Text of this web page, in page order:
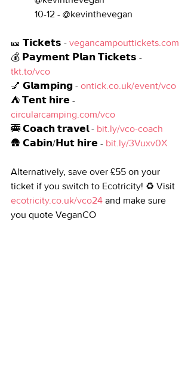
10-12 - @kevinthevegan
🎫 𝗧𝗶𝗰𝗸𝗲𝘁𝘀 - vegancampouttickets.com
💰 𝗣𝗮𝘆𝗺𝗲𝗻𝘁 𝗣𝗹𝗮𝗻 𝗧𝗶𝗰𝗸𝗲𝘁𝘀 -
tkt.to/vco
💅 𝗚𝗹𝗮𝗺𝗽𝗶𝗻𝗴 - ontick.co.uk/event/vco
⛺ 𝗧𝗲𝗻𝘁 𝗵𝗶𝗿𝗲 -
circularcamping.com/vco
🚎 𝗖𝗼𝗮𝗰𝗵 𝘁𝗿𝗮𝘃𝗲𝗹 - bit.ly/vco-coach
🛖 𝗖𝗮𝗯𝗶𝗻/𝗛𝘂𝘁 𝗵𝗶𝗿𝗲 - bit.ly/3Vuxv0X
Alternatively, save over £55 on your
ticket if you switch to Ecotricity! ♻️ Visit
ecotricity.co.uk/vco24 and make sure
you quote VeganCO